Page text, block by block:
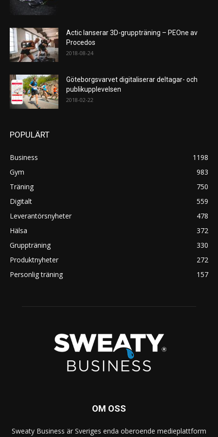
Actic lanserar 3D-gruppträning – PEOne av
Procedos
2018-08-24
Göteborgsvarvet digitaliserar deltagar- och
publikupplevelsen
2018-02-22
POPULÄRT
Business
1198
Gym
983
Träning
750
Digitalt
559
Leverantörsnyheter
478
Hälsa
372
Gruppträning
330
Produktnyheter
272
Personlig träning
157
OM OSS
Sweaty Business är Sveriges enda oberoende medieplattform